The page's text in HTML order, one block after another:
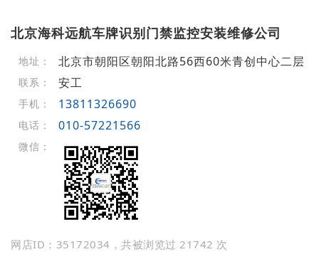
北京海科远航车牌识别门禁监控安装维修公司
地址： 北京市朝阳区朝阳北路56西60米青创中心二层
联系： 安工
手机： 13811326690
电话： 010-57221566
微信：
网店ID：35172034，共被浏览过 21742 次